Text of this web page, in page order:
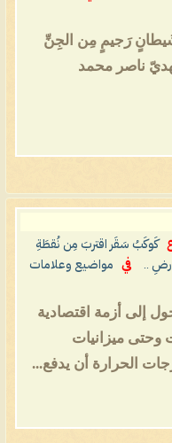
رَجيمٍ مِن الجِنِّ
ناصر محمد
كَوكَبُ سَقَر اقتربَ مِن نُقطَةِ
..
في
مواضيع وعلامات
إلى أزمة اقتصادية
وحتى ميزانيات
الحرارة أن يدفع...